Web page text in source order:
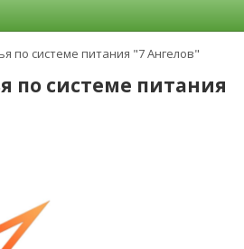
по системе питания "7 Ангелов"
по системе питания